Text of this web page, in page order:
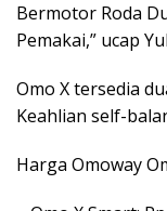
Bermotor Roda
Pemakai,” ucap
Omo X tersedia
Keahlian self-
Harga Omoway